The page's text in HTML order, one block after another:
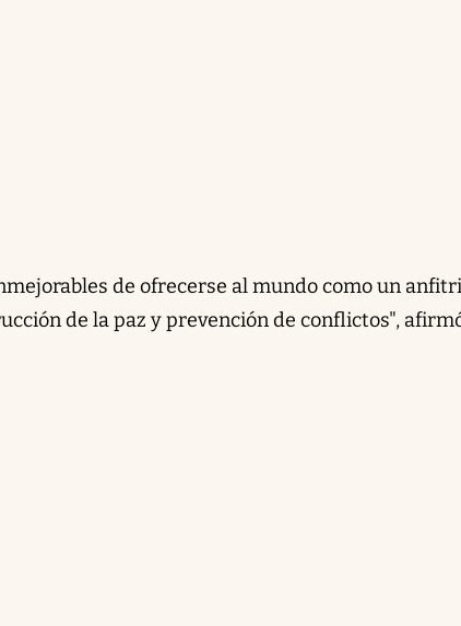
de ofrecerse al mundo como un
de la paz y prevención de conflictos",